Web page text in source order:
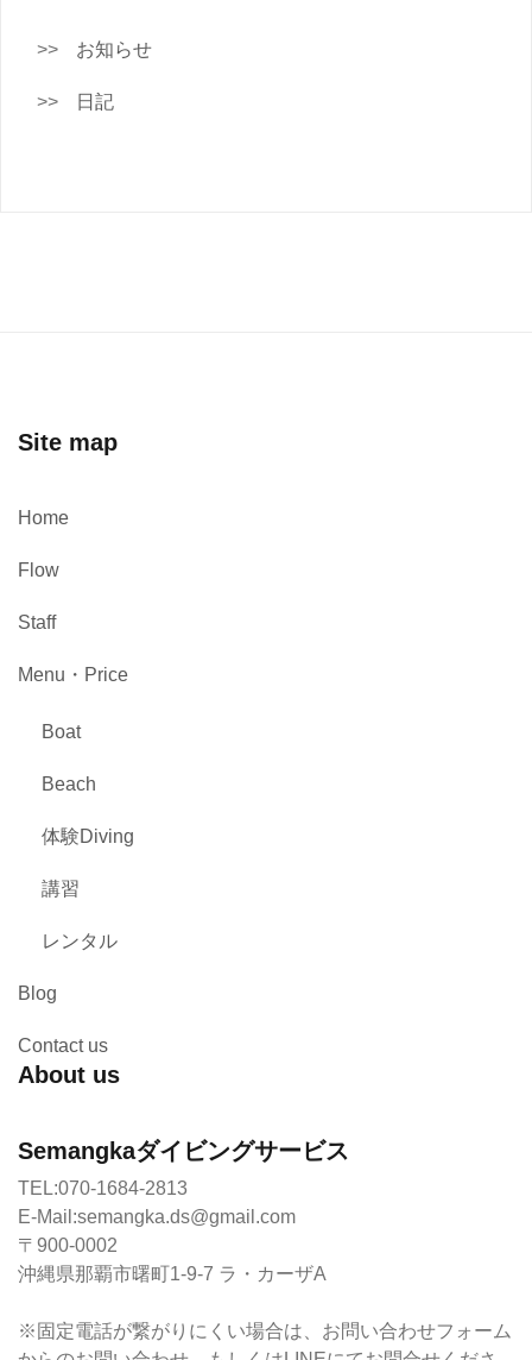
お知らせ
日記
Site map
Home
Flow
Staff
Menu・Price
Boat
Beach
体験Diving
講習
レンタル
Blog
Contact us
About us
Semangkaダイビングサービス
TEL:070-1684-2813
E-Mail:semangka.ds@gmail.com
〒900-0002
沖縄県那覇市曙町1-9-7 ラ・カーザA
※固定電話が繋がりにくい場合は、お問い合わせフォーム